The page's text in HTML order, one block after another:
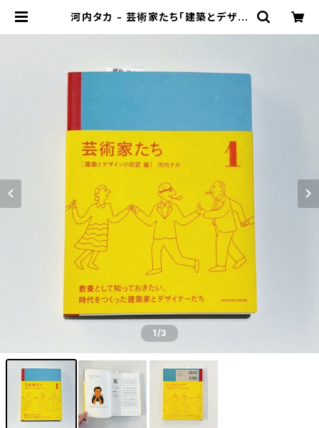
河内タカ - 芸術家たち「建築とデザイ
1/3